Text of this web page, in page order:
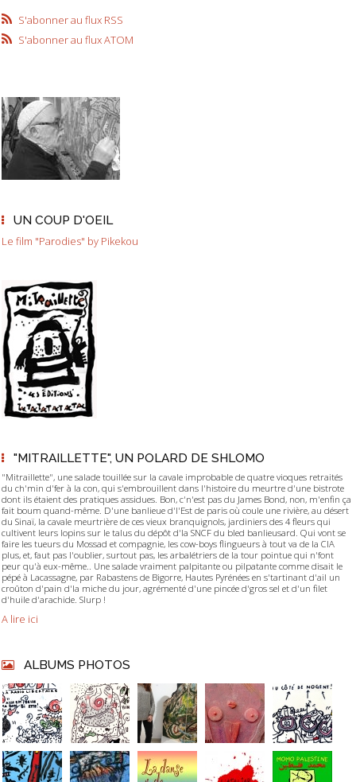
S'abonner au flux RSS
S'abonner au flux ATOM
UN COUP D'OEIL
Le film "Parodies" by Pikekou
"MITRAILLETTE", UN POLARD DE SHLOMO
"Mitraillette", une salade touillée sur la cavale improbable de quatre vioques retraités
du ch'min d'fer à la con, qui s'embrouillent dans l'histoire du meurtre d'une bistrote
dont ils étaient des pratiques assidues. Bon, c'n'est pas du James Bond, non, m'enfin ça
fait boum quand-même. D'une banlieue d'l'Est de paris où coule une rivière, au désert
du Sinaï, la cavale meurtrière de ces vieux branquignols, jardiniers des 4 fleurs qui
cultivent leurs lopins sur le talus du dépôt d'la SNCF du bled banlieusard. Qui vont se
faire les tueurs du Mossad et compagnie, les cow-boys flingueurs à tout va de la CIA
plus, et, faut pas l'oublier, surtout pas, les arbalétriers de la tour pointue qui n'font
peur qu'à eux-même.. Une salade vraiment palpitante ou pilpatante comme disait le
pépé à Lacassagne, par Rabastens de Bigorre, Hautes Pyrénées en s'tartinant d'ail un
croûton d'pain d'la miche du jour, agrémenté d'une pincée d'gros sel et d'un filet
d'huile d'arachide. Slurp !
A lire ici
ALBUMS PHOTOS